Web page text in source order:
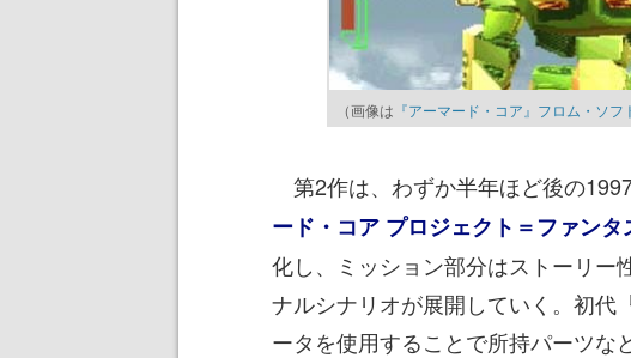
（画像は 『アーマード・コア』フロム・ソフ
第2作は、わずか半年ほど後の
ード・コア プロジェクト＝ファンタ
化し、ミッション部分はストーリー
ナルシナリオが展開していく。初代
ータを使用することで所持パーツな